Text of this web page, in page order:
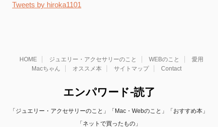
Tweets by hiroka1101
HOME ジュエリー・アクセサリーのこと WEBのこと
愛用
Macちゃん
オススメ本 サイトマップ Contact
エンパワード-読了
「ジュエリー・アクセサリーのこと」「Mac・Webのこと」「おすすめ本」
「ネットで買ったもの」